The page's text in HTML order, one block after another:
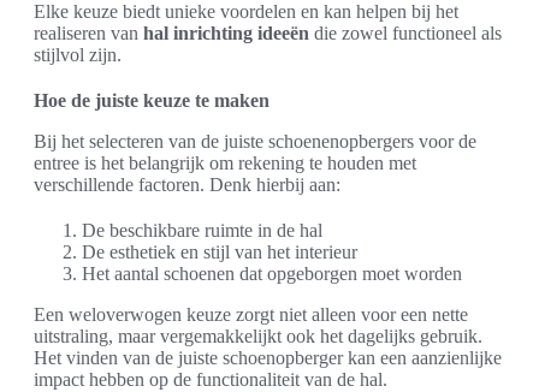
Elke keuze biedt unieke voordelen en kan helpen bij het
realiseren van hal inrichting ideeën die zowel functioneel als
stijlvol zijn.
Hoe de juiste keuze te maken
Bij het selecteren van de juiste schoenenopbergers voor de
entree is het belangrijk om rekening te houden met
verschillende factoren. Denk hierbij aan:
De beschikbare ruimte in de hal
De esthetiek en stijl van het interieur
Het aantal schoenen dat opgeborgen moet worden
Een weloverwogen keuze zorgt niet alleen voor een nette
uitstraling, maar vergemakkelijkt ook het dagelijks gebruik.
Het vinden van de juiste schoenopberger kan een aanzienlijke
impact hebben op de functionaliteit van de hal.